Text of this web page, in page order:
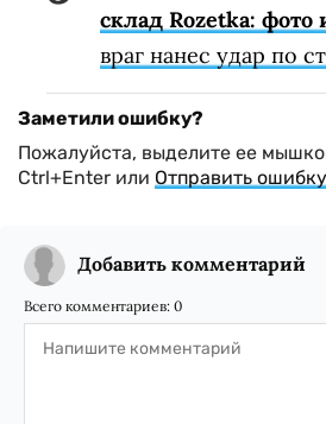
склад Rozetka: фото
враг нанес удар по
Заметили ошибку?
Пожалуйста, выделите ее
Ctrl+Enter или Отправить ошибку
Добавить комментарий
Всего комментариев: 0